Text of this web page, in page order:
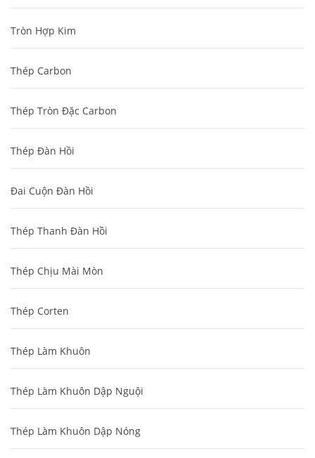
Tròn Hợp Kim
Thép Carbon
Thép Tròn Đặc Carbon
Thép Đàn Hồi
Đai Cuộn Đàn Hồi
Thép Thanh Đàn Hồi
Thép Chịu Mài Mòn
Thép Corten
Thép Làm Khuôn
Thép Làm Khuôn Dập Nguội
Thép Làm Khuôn Dập Nóng